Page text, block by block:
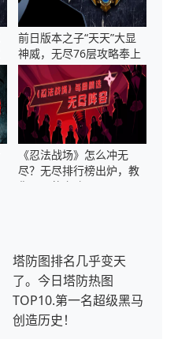
前日版本之子“天天”大显
神威，无尽76层攻略奉上
《忍法战场》怎么冲无
尽？无尽排行榜出炉，教
你更强的套路
塔防图排名几乎变天
了。今日塔防热图
TOP10.第一名超级黑马
创造历史！